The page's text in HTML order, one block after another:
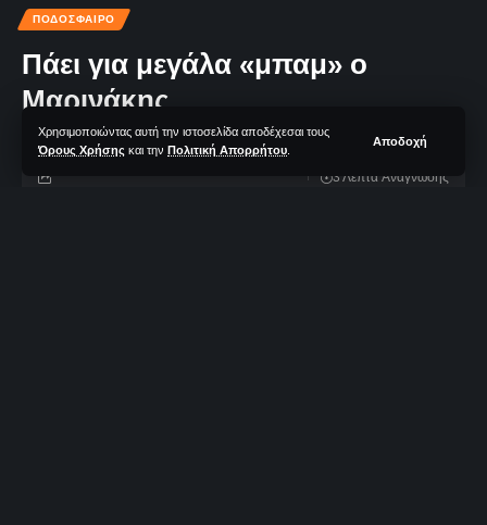
Χρησιμοποιώντας αυτή την ιστοσελίδα αποδέχεσαι τους
Όρους Χρήσης και την Πολιτική Απορρήτου
Αποδοχή
ΠΟΔΟΣΦΑΙΡΟ
Πάει για μεγάλα «μπαμ» ο
Μαρινάκης
3 Λεπτά Aνάγνωσης